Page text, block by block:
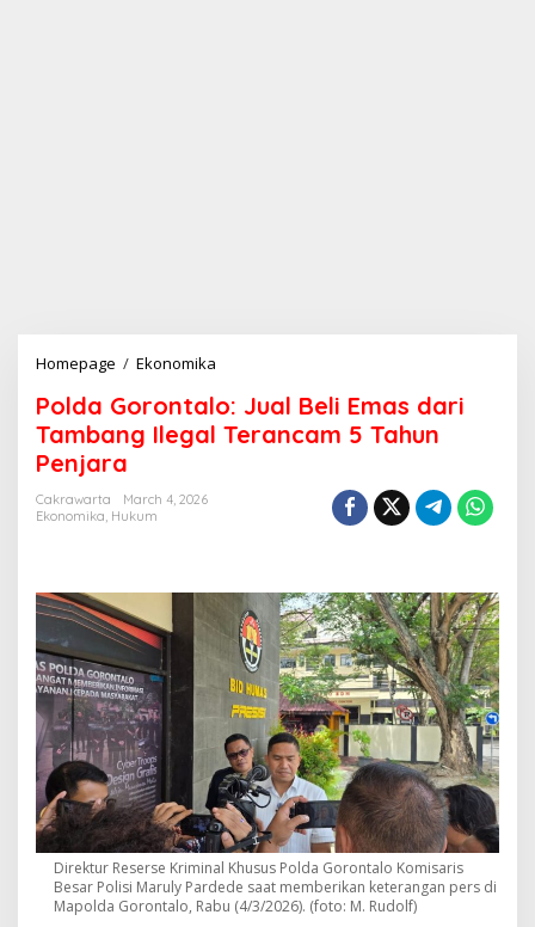
Homepage / Ekonomika
l
d
a
a
B
e
l
i
E
m
a
Polda Gorontalo: Jual Beli Emas dari
Tambang Ilegal Terancam 5 Tahun
Penjara
Cakrawarta
March 4, 2026
Ekonomika, Hukum
Direktur Reserse Kriminal Khusus Polda Gorontalo Komisaris
Besar Polisi Maruly Pardede saat memberikan keterangan pers di
Mapolda Gorontalo, Rabu (4/3/2026). (foto: M. Rudolf)